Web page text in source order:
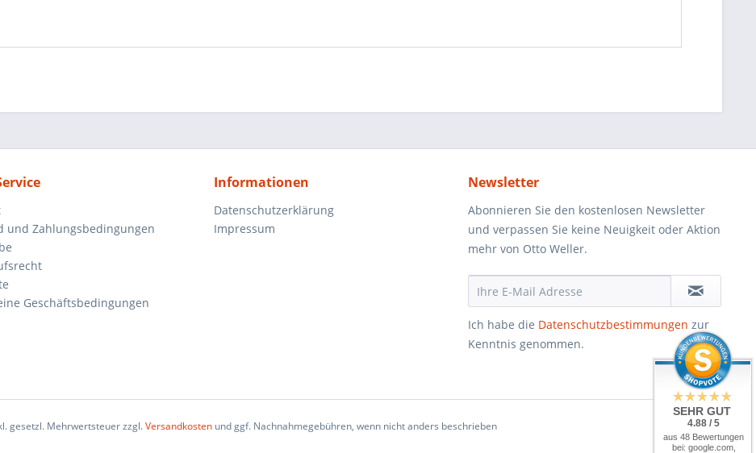
und Zahlungsbedingungen
Geschäftsbedingungen
Informationen
Datenschutzerklärung
Impressum
Newsletter
Abonnieren Sie den kostenlosen Newsletter
und verpassen Sie keine Neuigkeit oder Aktion
mehr von Otto Weller.
Ich habe die Datenschutzbestimmungen zur
Kenntnis genommen.
gesetzl. Mehrwertsteuer zzgl.Versandkostenund ggf. Nachnahmegebühren, wenn nicht anders beschrieben
SEHR GUT
4.88 / 5
aus 48 Bewertungen
bei: google.com,